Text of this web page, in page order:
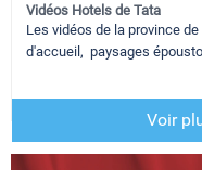
Vidéos Hotels de Tata
Les vidéos de la province
d'accueil, paysages
Voir